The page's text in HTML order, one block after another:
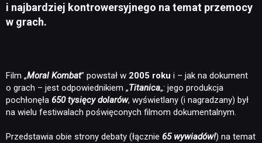
i najbardziej kontrowersyjnego na temat przemocy
w grach.
Film „Moral Kombat” powstał w 2005 roku i – jak na dokument
o grach – jest odpowiednikiem „Titanica„: jego produkcja
pochłonęła 650 tysięcy dolarów, wyświetlany (i nagradzany) był
na wielu festiwalach poświęconych filmom dokumentalnym.
Przedstawia obie strony debaty (łącznie 65 wywiadów!) na temat